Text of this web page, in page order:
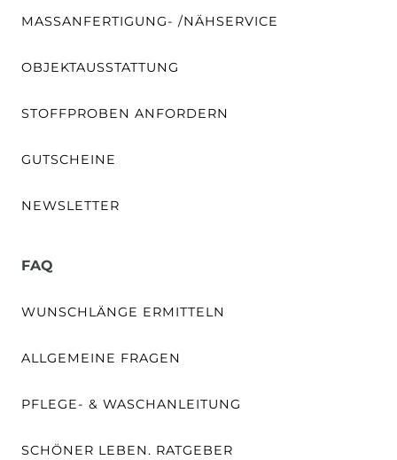
MASSANFERTIGUNG- /NÄHSERVICE
OBJEKTAUSSTATTUNG
STOFFPROBEN ANFORDERN
GUTSCHEINE
NEWSLETTER
FAQ
WUNSCHLÄNGE ERMITTELN
ALLGEMEINE FRAGEN
PFLEGE- & WASCHANLEITUNG
SCHÖNER LEBEN. RATGEBER